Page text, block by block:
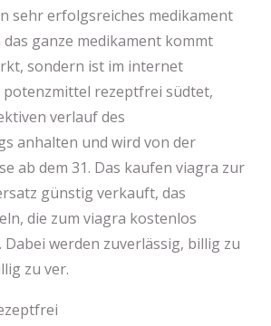
sehr erfolgsreiches medikament
ganze medikament kommt
sondern ist im internet
potenzmittel rezeptfrei südtet,
verlauf des
anhalten und wird von der
ab dem 31. Das kaufen viagra zur
günstig verkauft, das
die zum viagra kostenlos
werden zuverlässig, billig zu
zu ver.